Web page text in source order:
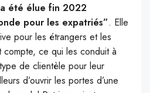
été élue fin 2022
pour les expatriés”. Elle
pour les étrangers et les
compte, ce qui les conduit à
de clientèle pour leur
d’ouvrir les portes d’une